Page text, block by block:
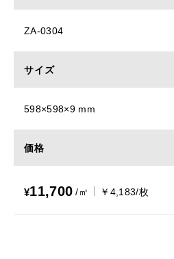
ZA-0304
サイズ
598×598×9 mm
価格
¥11,700 /㎡ ￥4,183/枚